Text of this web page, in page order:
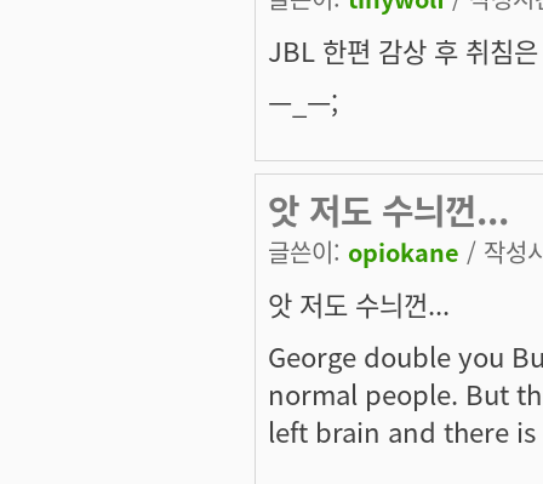
JBL 한편 감상 후 취침
ㅡ_ㅡ;
앗 저도 수늬껀...
글쓴이: opiokane / 작성
앗 저도 수늬껀...
George double you
normal people. But
left brain and there